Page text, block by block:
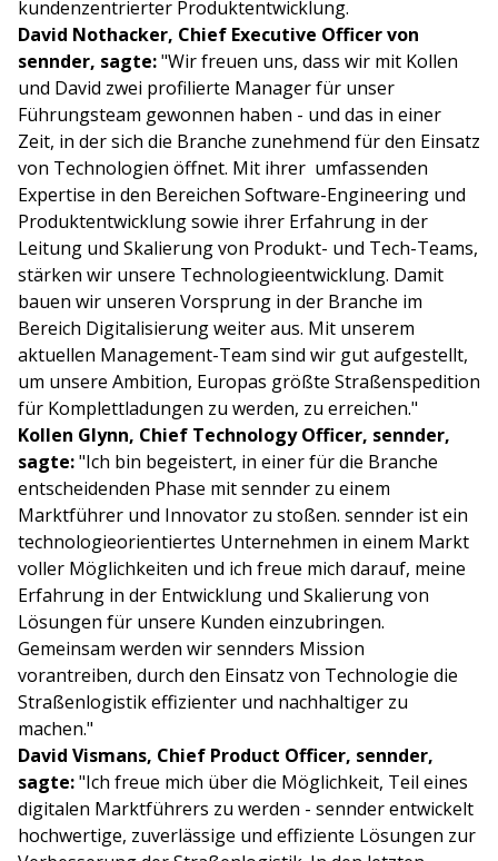
kundenzentrierter Produktentwicklung.
David Nothacker, Chief Executive Officer von
sennder, sagte:"Wir freuen uns, dass wir mit Kollen
und David zwei profilierte Manager für unser
Führungsteam gewonnen haben - und das in einer
Zeit, in der sich die Branche zunehmend für den Einsatz
von Technologien öffnet. Mit ihrer umfassenden
Expertise in den Bereichen Software-Engineering und
Produktentwicklung sowie ihrer Erfahrung in der
Leitung und Skalierung von Produkt- und Tech-Teams,
stärken wir unsere Technologieentwicklung. Damit
bauen wir unseren Vorsprung in der Branche im
Bereich Digitalisierung weiter aus. Mit unserem
aktuellen Management-Team sind wir gut aufgestellt,
um unsere Ambition, Europas größte Straßenspedition
für Komplettladungen zu werden, zu erreichen."
Kollen Glynn, Chief Technology Officer, sennder,
sagte:"Ich bin begeistert, in einer für die Branche
entscheidenden Phase mit sennder zu einem
Marktführer und Innovator zu stoßen. sennder ist ein
technologieorientiertes Unternehmen in einem Markt
voller Möglichkeiten und ich freue mich darauf, meine
Erfahrung in der Entwicklung und Skalierung von
Lösungen für unsere Kunden einzubringen.
Gemeinsam werden wir sennders Mission
vorantreiben, durch den Einsatz von Technologie die
Straßenlogistik effizienter und nachhaltiger zu
machen."
David Vismans, Chief Product Officer, sennder,
sagte:"Ich freue mich über die Möglichkeit, Teil eines
digitalen Marktführers zu werden - sennder entwickelt
hochwertige, zuverlässige und effiziente Lösungen zur